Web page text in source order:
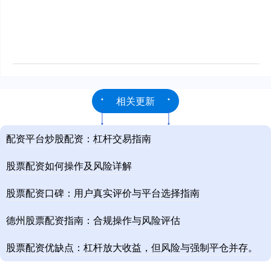
相关更新
配资平台炒股配资：杠杆交易指南
股票配资如何操作及风险详解
股票配资口碑：用户真实评价与平台选择指南
德州股票配资指南：合规操作与风险评估
股票配资优缺点：杠杆放大收益，但风险与强制平仓并存。